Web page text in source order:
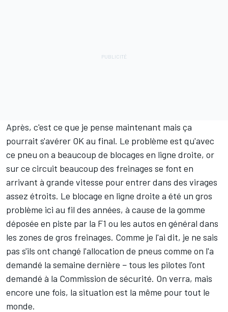
Après, c'est ce que je pense maintenant mais ça
pourrait s'avérer OK au final. Le problème est qu'avec
ce pneu on a beaucoup de blocages en ligne droite, or
sur ce circuit beaucoup des freinages se font en
arrivant à grande vitesse pour entrer dans des virages
assez étroits. Le blocage en ligne droite a été un gros
problème ici au fil des années, à cause de la gomme
déposée en piste par la F1 ou les autos en général dans
les zones de gros freinages. Comme je l'ai dit, je ne sais
pas s'ils ont changé l'allocation de pneus comme on l'a
demandé la semaine dernière − tous les pilotes l'ont
demandé à la Commission de sécurité. On verra, mais
encore une fois, la situation est la même pour tout le
monde.